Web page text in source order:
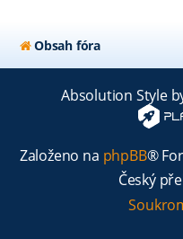
Obsah fóra
Absolution Style
Založeno na phpBB®
Český